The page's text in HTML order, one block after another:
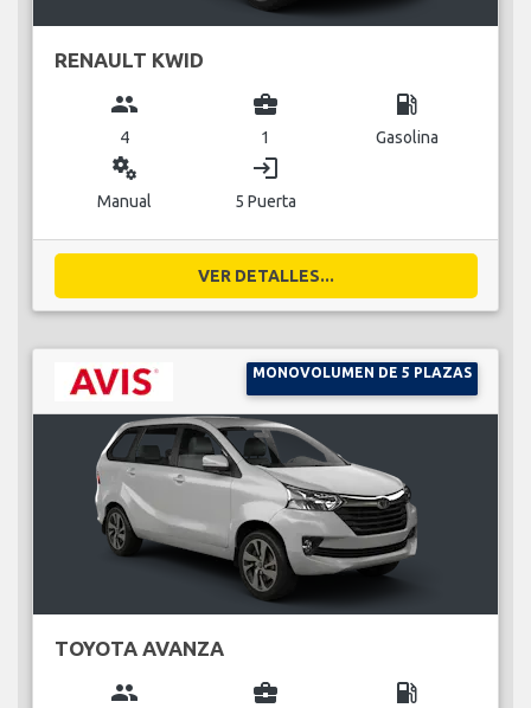
RENAULT KWID
group
4
business_center
1
local_gas_station
Gasolina
miscellaneous_services
Manual
login
5 Puerta
VER DETALLES...
MONOVOLUMEN DE 5 PLAZAS
TOYOTA AVANZA
group business_center local_gas_station